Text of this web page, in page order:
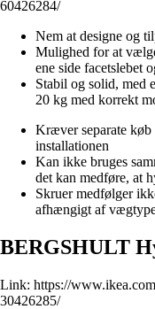
60426284/
Nem at designe og
Mulighed for at
ene side facetslebet
Stabil og solid, med
20 kg med korrekt
Kræver separate
installationen
Kan ikke bruges
det kan medføre, at
Skruer medfølger
afhængigt af
BERGSHULT
Link: https://
30426285/